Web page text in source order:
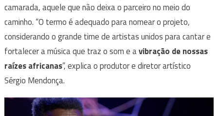
camarada, aquele que não deixa o parceiro no meio do
caminho. “O termo é adequado para nomear o projeto,
considerando o grande time de artistas unidos para cantar e
fortalecer a música que traz o som e avibração de nossas
raízes africanas”, explica o produtor e diretor artístico
Sérgio Mendonça.